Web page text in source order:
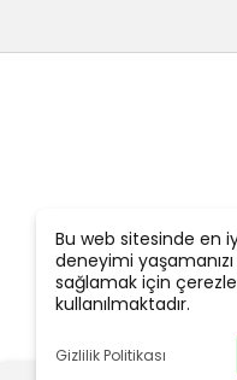
Bu web sitesinde en
deneyimi yaşamanızı
sağlamak için
kullanılmaktadır.
Gizlilik Politikası
Objektif Adana Son
siyaset, ekonomi,